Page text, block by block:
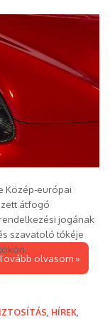
Közép-európai
átfogó
jogának
szavatoló tőkéje
olvasom »
HÍREK